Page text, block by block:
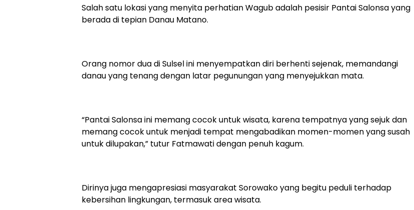
Salah satu lokasi yang menyita perhatian Wagub adalah pesisir Pantai Salonsa yang
berada di tepian Danau Matano.
Orang nomor dua di Sulsel ini menyempatkan diri berhenti sejenak, memandangi
danau yang tenang dengan latar pegunungan yang menyejukkan mata.
“Pantai Salonsa ini memang cocok untuk wisata, karena tempatnya yang sejuk dan
memang cocok untuk menjadi tempat mengabadikan momen-momen yang susah
untuk dilupakan,” tutur Fatmawati dengan penuh kagum.
Dirinya juga mengapresiasi masyarakat Sorowako yang begitu peduli terhadap
kebersihan lingkungan, termasuk area wisata.